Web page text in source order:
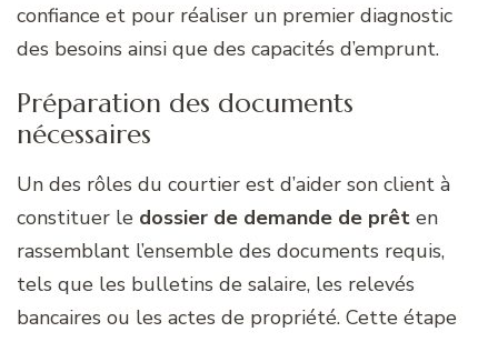
confiance et pour réaliser un premier diagnostic
des besoins ainsi que des capacités d’emprunt.
Préparation des documents
nécessaires
Un des rôles du courtier est d’aider son client à
constituer le dossier de demande de prêt en
rassemblant l’ensemble des documents requis,
tels que les bulletins de salaire, les relevés
bancaires ou les actes de propriété. Cette étape